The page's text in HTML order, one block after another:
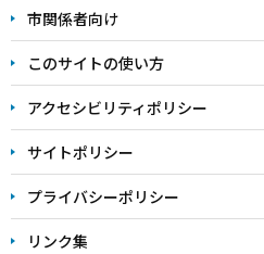
こ
ま
市関係者向け
このサイトの使い方
アクセシビリティポリシー
サイトポリシー
プライバシーポリシー
リンク集